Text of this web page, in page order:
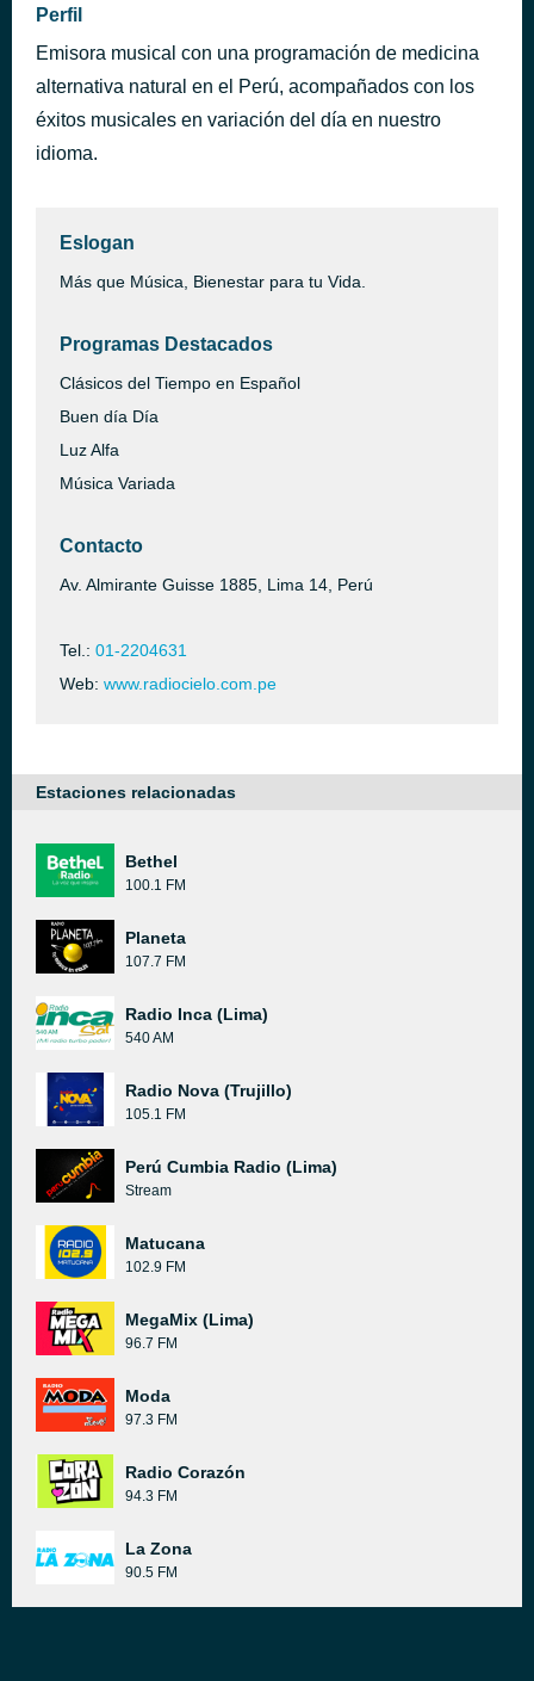
Enamorarte Mil Veces
Fonseca
Payaso
hace 2 días
Perfil
Emisora musical con una programación de medicina
alternativa natural en el Perú, acompañados con los
éxitos musicales en variación del día en nuestro
idioma.
Eslogan
Más que Música, Bienestar para tu Vida.
Programas Destacados
Clásicos del Tiempo en Español
Buen día Día
Luz Alfa
Música Variada
Contacto
Av. Almirante Guisse 1885, Lima 14, Perú
Tel.: 01-2204631
Web: www.radiocielo.com.pe
Estaciones relacionadas
Bethel
100.1 FM
Planeta
107.7 FM
Radio Inca (Lima)
540 AM
Radio Nova (Trujillo)
105.1 FM
Perú Cumbia Radio (Lima)
Stream
Matucana
102.9 FM
MegaMix (Lima)
96.7 FM
Moda
97.3 FM
Radio Corazón
94.3 FM
La Zona
90.5 FM